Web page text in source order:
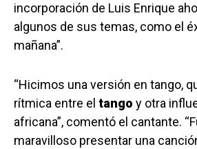
incorporación de Luis Enrique
algunos de sus temas, como el
mañana”.
“Hicimos una versión en tango,
rítmica entre el tango y otra
africana”, comentó el cantante.
maravilloso presentar una